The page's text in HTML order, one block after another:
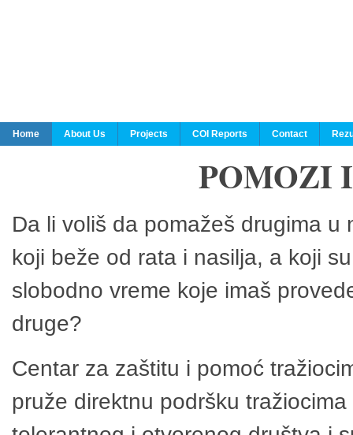
Home About Us Projects COI Reports Contact
POMOZI
Da li voliš da pomažeš drugima
koji beže od rata i nasilja, a koji
slobodno vreme koje imaš
druge?
Centar za zaštitu i pomoć
pruže direktnu podršku